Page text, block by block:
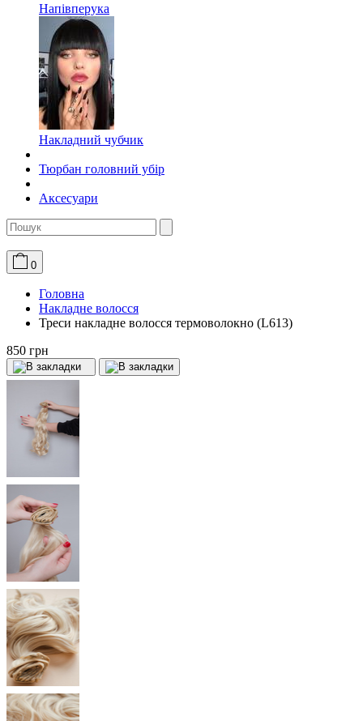
Напівперука
Накладний чубчик
Тюрбан головний убір
Аксесуари
0
Головна
Накладне волосся
Треси накладне волосся термоволокно (L613)
850 грн